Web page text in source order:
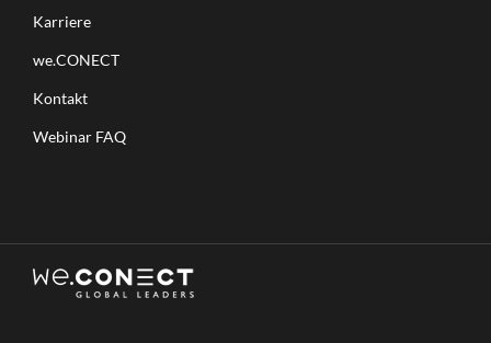
Karriere
we.CONECT
Kontakt
Webinar FAQ